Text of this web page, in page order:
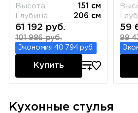
Высота
151 см
Глубина
206 см
61 192 руб.
101 986 руб.
Экономия 40 794 руб.
Купить
59
99
Кухонные стулья